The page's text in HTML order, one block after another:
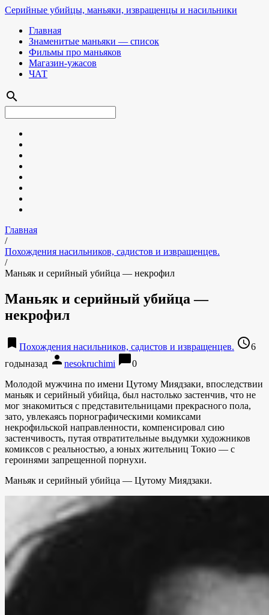
Серийные убийцы, маньяки, извращенцы и насильники
Главная
Знаменитые маньяки — список
Фильмы про маньяков
Магазин-ужасов
ЧАТ
search
Главная
/
Похождения насильников, садистов и извращенцев.
/
Маньяк и серийный убийца — некрофил
Маньяк и серийный убийца —
некрофил
bookmark Похождения насильников, садистов и извращенцев. access_time6
годыназад person nesokruchimi chat_bubble0
Молодой мужчина по имени Цутому Миядзаки, впоследствии
маньяк и серийный убийца, был настолько застенчив, что не
мог знакомиться с представительницами прекрасного пола,
зато, увлекаясь порнографическими комиксами
некрофильской направленности, компенсировал сию
застенчивость, путая отвратительные выдумки художников
комиксов с реальностью, а юных жительниц Токио — с
героинями запрещенной порнухи.
Маньяк и серийный убийца — Цутому Миядзаки.